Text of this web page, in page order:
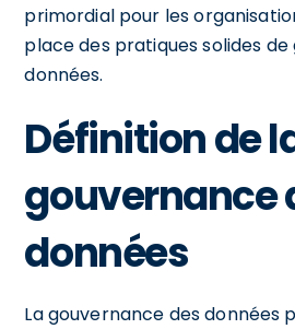
primordial pour les
place des pratiques solides
données.
Définition de
gouvernance
données
La gouvernance des données